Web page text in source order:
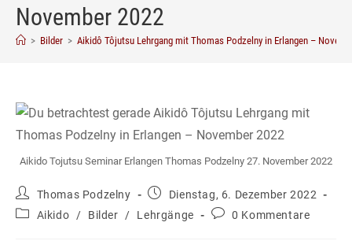
November 2022
> Bilder > Aikidô Tôjutsu Lehrgang mit Thomas Podzelny in Erlangen –
Aikido Tojutsu Seminar Erlangen Thomas Podzelny 27. November 2022
Beitrags-
Autor:
Thomas Podzelny
Beitrag
veröffentlicht:
Dienstag, 6. Dezember 2022
Beitrags-
Aikido / Bilder / Lehrgänge
Beitrags-
0 Kommentare